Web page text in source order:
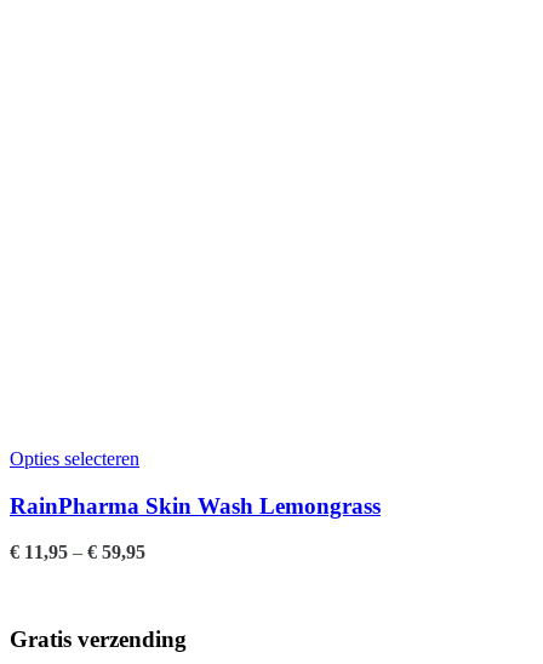
Opties selecteren
RainPharma Skin Wash Lemongrass
€ 11,95 – € 59,95
Gratis verzending